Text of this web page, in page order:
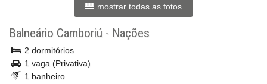
mostrar todas as fotos
Balneário Camboriú - Nações
2 dormitórios
1 vaga (Privativa)
1 banheiro